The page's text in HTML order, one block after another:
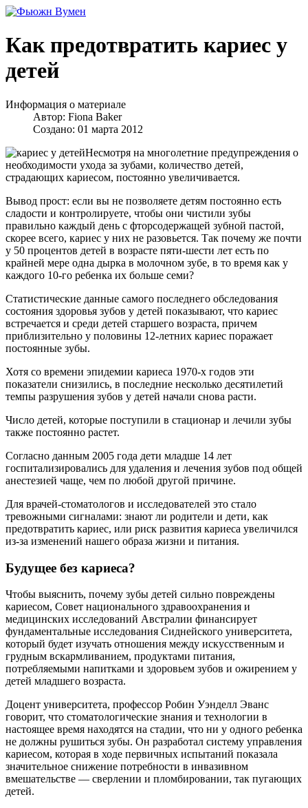
Как предотвратить кариес у
детей
Информация о материале
Автор: Fiona Baker
Создано: 01 марта 2012
Несмотря на многолетние предупреждения о
необходимости ухода за зубами, количество детей,
страдающих кариесом, постоянно увеличивается.
Вывод прост: если вы не позволяете детям постоянно есть
сладости и контролируете, чтобы они чистили зубы
правильно каждый день с фторсодержащей зубной пастой,
скорее всего, кариес у них не разовьется. Так почему же почти
у 50 процентов детей в возрасте пяти-шести лет есть по
крайней мере одна дырка в молочном зубе, в то время как у
каждого 10-го ребенка их больше семи?
Статистические данные самого последнего обследования
состояния здоровья зубов у детей показывают, что кариес
встречается и среди детей старшего возраста, причем
приблизительно у половины 12-летних кариес поражает
постоянные зубы.
Хотя со времени эпидемии кариеса 1970-х годов эти
показатели снизились, в последние несколько десятилетий
темпы разрушения зубов у детей начали снова расти.
Число детей, которые поступили в стационар и лечили зубы
также постоянно растет.
Согласно данным 2005 года дети младше 14 лет
госпитализировались для удаления и лечения зубов под общей
анестезией чаще, чем по любой другой причине.
Для врачей-стоматологов и исследователей это стало
тревожными сигналами: знают ли родители и дети, как
предотвратить кариес, или риск развития кариеса увеличился
из-за изменений нашего образа жизни и питания.
Будущее без кариеса?
Чтобы выяснить, почему зубы детей сильно повреждены
кариесом, Совет национального здравоохранения и
медицинских исследований Австралии финансирует
фундаментальные исследования Сиднейского университета,
который будет изучать отношения между искусственным и
грудным вскармливанием, продуктами питания,
потребляемыми напитками и здоровьем зубов и ожирением у
детей младшего возраста.
Доцент университета, профессор Робин Уэнделл Эванс
говорит, что стоматологические знания и технологии в
настоящее время находятся на стадии, что ни у одного ребенка
не должны рушиться зубы. Он разработал систему управления
кариесом, которая в ходе первичных испытаний показала
значительное снижение потребности в инвазивном
вмешательстве — сверлении и пломбировании, так пугающих
детей.